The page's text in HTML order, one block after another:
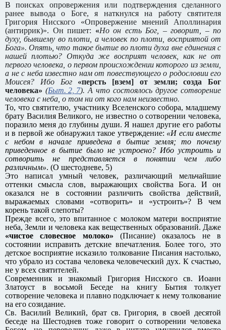
В поисках опровержения или подтверждения сделанного
ранее вывода о Боге, я наткнулся на работу святителя
Григория Нисского «Опровержение мнений Аполлинария
(антиррик)». Он пишет: «Но он есть Бог, – говорит, – по
духу, бывшему во плоти, а человек по плоти, восприятой от
Бога». Опять, что такое бытие во плоти духа вне единения с
нашей плотью? Откуда же восприят человек, как не от
первого человека, о первом происхождении которого из земли,
а не с неба известно нам от повествующего о родословии его
Моисея? Ибо Бог «персть [взем] от земли; созда Бог
человека» (Быт. 2, 7). А что состоялось другое сотворение
человека с неба, о том ни от кого нам неизвестно.
То, что святителю, участнику Вселенского собора, младшему
брату Василия Великого, не известно о сотворении человека,
поразило меня до глубины души. Я нашел другие его работы
и в первой же обнаружил такое утверждение: «И если вместе
с небом в начале приведена в бытие земля; то почему
приведенное в бытие было не устроено? Ибо устроить и
сотворить не представляется в понятии чем либо
различным». (О шестодневе, 5)
Это написал умный человек, различающий мельчайшие
оттенки смысла слов, выражающих свойства Бога. И он
оказался не в состоянии различить свойства действий,
выражаемых словами «сотворить» и «устроить»? В чем
корень такой слепоты?
Прежде всего, это впитанное с молоком матери восприятие
неба, Земли и человека как вещественных образований. Даже
«чистое словесное молоко» (Писание) оказалось не в
состоянии исправить детские впечатления. Более того, это
детское восприятие исказило толкование Писания настолько,
что убрало из состава человека человеческий дух. К счастью,
не у всех святителей.
Современник и знакомый Григория Нисского св. Иоанн
Златоуст в восьмой Беседе на книгу Бытия толкует
сотворение человека и плавно подключает к нему толкование
на его созидание.
Св. Василий Великий, брат св. Григория, в своей десятой
беседе на Шестоднев тоже говорит о сотворении человека